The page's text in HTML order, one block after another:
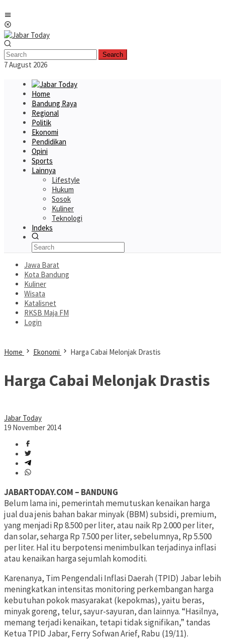
to
content
Search
7 August 2026
Home
Bandung Raya
Regional
Politik
Ekonomi
Pendidikan
Opini
Sports
Lainnya
Lifestyle
Hukum
Sosok
Kuliner
Teknologi
Indeks
Jawa Barat
Kota Bandung
Kuliner
Wisata
Katalisnet
RKSB Maja FM
Login
Home Ekonomi Harga Cabai Melonjak Drastis
Harga Cabai Melonjak Drastis
Jabar Today
19 November 2014
JABARTODAY.COM – BANDUNG
Belum lama ini, pemerintah memutuskan kenaikan harga
jual dua jenis bahan bakar minyak (BBM) subsidi, premium,
yang menjadi Rp 8.500 per liter, atau naik Rp 2.000 per liter,
dan solar, seharga Rp 7.500 per liter, sebelumnya, Rp 5.500
per liter. Hal itu berpotensi menimbulkan terjadinya inflasi
atau kenaikan harga sejumlah komoditi.
Karenanya, Tim Pengendali Inflasi Daerah (TPID) Jabar lebih
meningkatkan intensitas monitoring perkembangan harga
kebutuhan pokok masyarakat (kepokmas), yaitu beras,
minyak goreng, telur, sayur-sayuran, dan lainnya. “Hasilnya,
memang terjadi kenaikan, tetapi tidak signifikan,” tandas
Ketua TPID Jabar, Ferry Sofwan Arief, Rabu (19/11).